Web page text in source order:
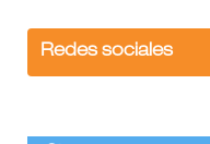
Redes sociales